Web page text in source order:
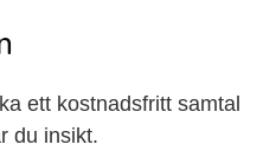
ett kostnadsfritt samtal
du insikt.